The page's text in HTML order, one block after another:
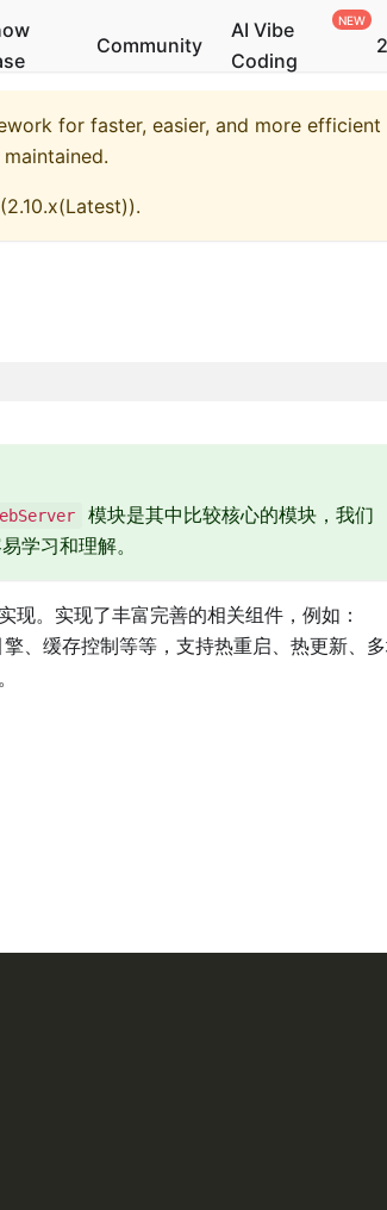
Community
AI Vibe
Coding
for faster, easier, and more efficient
(2.10.x(Latest)).
模块是其中比较核心的模块，我们
学习和理解。
现。实现了丰富完善的相关组件，例如：
、缓存控制等等，支持热重启、热更新、